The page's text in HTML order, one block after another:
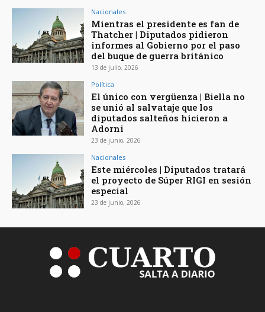
Nacionales
Mientras el presidente es fan de
Thatcher | Diputados pidieron
informes al Gobierno por el paso
del buque de guerra británico
13 de julio, 2026
Política
El único con vergüenza | Biella no
se unió al salvataje que los
diputados salteños hicieron a
Adorni
23 de junio, 2026
Nacionales
Este miércoles | Diputados tratará
el proyecto de Súper RIGI en sesión
especial
23 de junio, 2026